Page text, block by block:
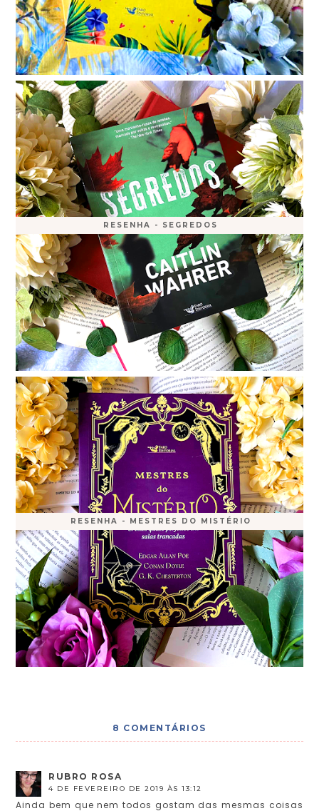
RESENHA - SEGREDOS
RESENHA - MESTRES DO MISTÉRIO
8 COMENTÁRIOS
RUBRO ROSA
4 DE FEVEREIRO DE 2019 ÀS 13:12
Ainda bem que nem todos gostam das mesmas coisas